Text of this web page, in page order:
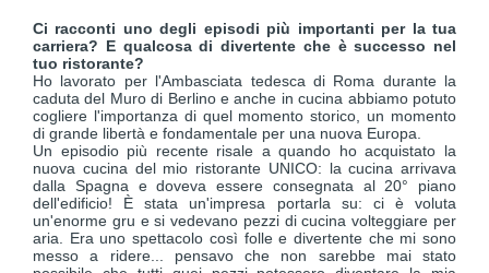
Ci racconti uno degli episodi più importanti per la tua
carriera? E qualcosa di divertente che è successo nel
tuo ristorante?
Ho lavorato per l'Ambasciata tedesca di Roma durante la
caduta del Muro di Berlino e anche in cucina abbiamo potuto
cogliere l'importanza di quel momento storico, un momento
di grande libertà e fondamentale per una nuova Europa.
Un episodio più recente risale a quando ho acquistato la
nuova cucina del mio ristorante UNICO: la cucina arrivava
dalla Spagna e doveva essere consegnata al 20° piano
dell'edificio! È stata un'impresa portarla su: ci è voluta
un'enorme gru e si vedevano pezzi di cucina volteggiare per
aria. Era uno spettacolo così folle e divertente che mi sono
messo a ridere... pensavo che non sarebbe mai stato